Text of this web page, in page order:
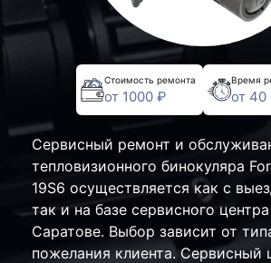
Стоимость ремонта
от 1000 ₽
Время
от 40
Сервисный ремонт и
тепловизионного бинокуляра
19S6 осуществляется как с
так и на базе сервисного
Саратове. Выбор зависит от
пожелания клиента. Сервисный